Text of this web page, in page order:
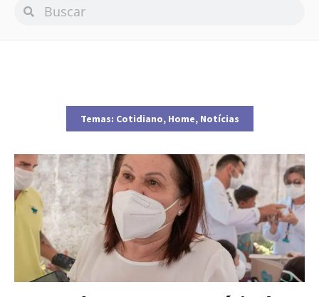
Temas: Cotidiano, Home, Notícias